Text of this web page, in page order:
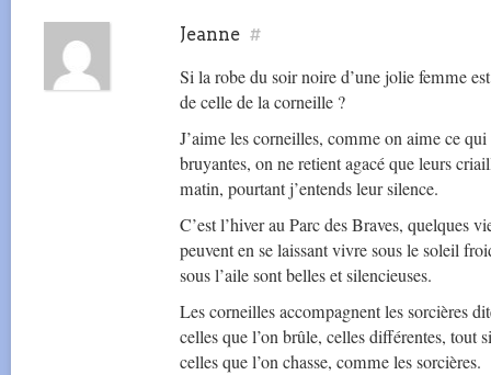
Jeanne #
Si la robe du soir noire d’une jolie femme
de celle de la corneille ?
J’aime les corneilles, comme on aime ce
bruyantes, on ne retient agacé que leurs
matin, pourtant j’entends leur silence.
C’est l’hiver au Parc des Braves, quelques
peuvent en se laissant vivre sous le soleil
sous l’aile sont belles et silencieuses.
Les corneilles accompagnent les sorcières
celles que l’on brûle, celles différentes, tout
celles que l’on chasse, comme les sorcières.